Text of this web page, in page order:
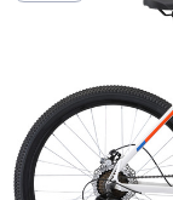
в